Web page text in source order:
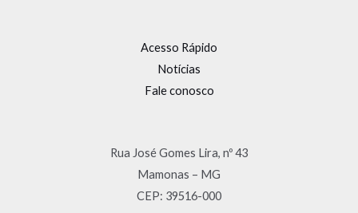
Acesso Rápido
Notícias
Fale conosco
Rua José Gomes Lira, nº 43
Mamonas – MG
CEP: 39516-000